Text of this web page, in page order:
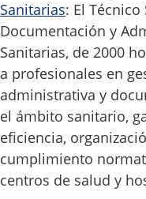
Sanitarias: El
Documentación y
Sanitarias, de 2000
a profesionales en
administrativa y
el ámbito sanitario,
eficiencia,
cumplimiento
centros de salud y